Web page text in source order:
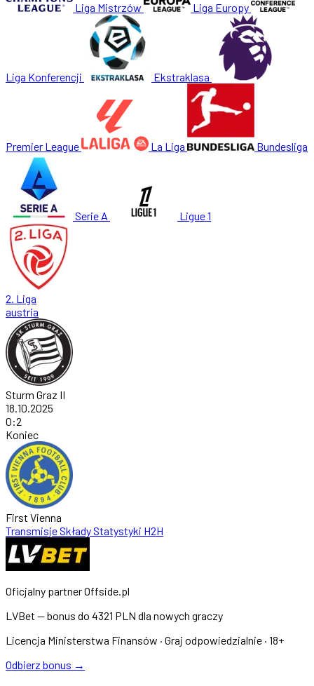
Liga Mistrzów Liga Europy
Liga Konferencji Ekstraklasa
Premier League La Liga Bundesliga
Serie A Ligue 1
2. Liga
austria
Sturm Graz II
18.10.2025
0:2
Koniec
First Vienna
TransmisjeSkładyStatystyki H2H
Oficjalny partner Offside.pl
LVBet — bonus do 4321 PLN dla nowych graczy
Licencja Ministerstwa Finansów · Graj odpowiedzialnie · 18+
Odbierz bonus →